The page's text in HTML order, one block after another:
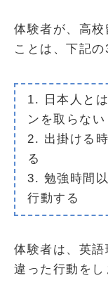
体験者が、高
ことは、下記の
1. 日本人と
ンを取らない
2. 出掛ける
る
3. 勉強時間
行動する
体験者は、英
違った行動をし